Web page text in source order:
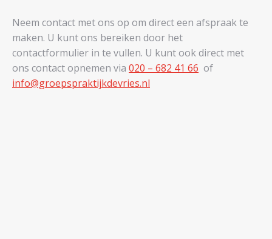
Neem contact met ons op om direct een afspraak te
maken. U kunt ons bereiken door het
contactformulier in te vullen. U kunt ook direct met
ons contact opnemen via 020 – 682 41 66 of
info@groepspraktijkdevries.nl